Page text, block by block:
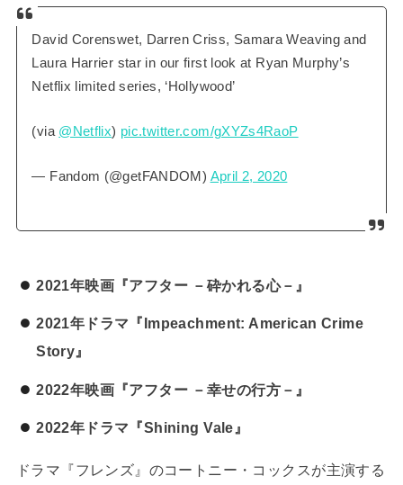
David Corenswet, Darren Criss, Samara Weaving and
Laura Harrier star in our first look at Ryan Murphy’s
Netflix limited series, ‘Hollywood’
(via @Netflix) pic.twitter.com/gXYZs4RaoP
— Fandom (@getFANDOM) April 2, 2020
2021年映画『アフター －砕かれる心－』
2021年ドラマ『Impeachment: American Crime
Story』
2022年映画『アフター －幸せの行方－』
2022年ドラマ『Shining Vale』
ドラマ『フレンズ』のコートニー・コックスが主演する